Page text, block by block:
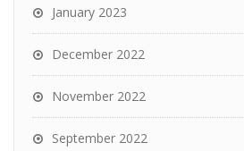
January 2023
December 2022
November 2022
September 2022